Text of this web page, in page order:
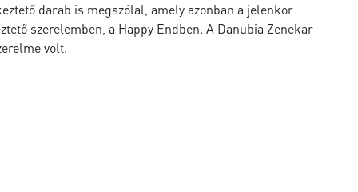
darab is megszólal, amely azonban a jelenkor
szerelemben, a Happy Endben. A Danubia Zenekar
volt.